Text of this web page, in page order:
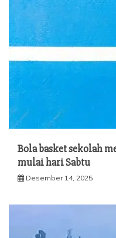
Bola basket sekolah
mulai hari Sabtu
Desember 14, 2025